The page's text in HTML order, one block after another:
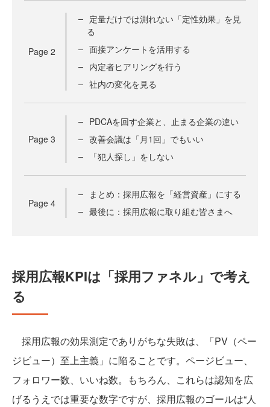
Page 2
定量だけでは測れない「定性効果」を見
る
面接アンケートを活用する
内定者ヒアリングを行う
社内の変化を見る
Page 3
PDCAを回す企業と、止まる企業の違い
改善会議は「月1回」でもいい
「犯人探し」をしない
Page 4
まとめ：採用広報を「経営資産」にする
最後に：採用広報に取り組む皆さまへ
採用広報KPIは「採用ファネル」で考え
る
採用広報の効果測定でありがちな失敗は、「PV（ペー
ジビュー）至上主義」に陥ることです。ページビュー、
フォロワー数、いいね数。もちろん、これらは認知を広
げるうえでは重要な数字ですが、採用広報のゴールは“人